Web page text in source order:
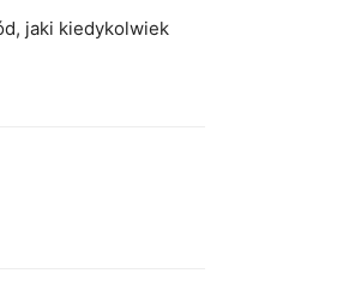
jaki kiedykolwiek